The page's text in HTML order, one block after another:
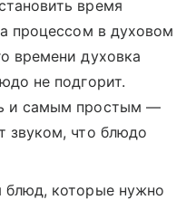
время
процессом в духовом
времени духовка
не подгорит.
и самым простым —
звуком, что блюдо
которые нужно